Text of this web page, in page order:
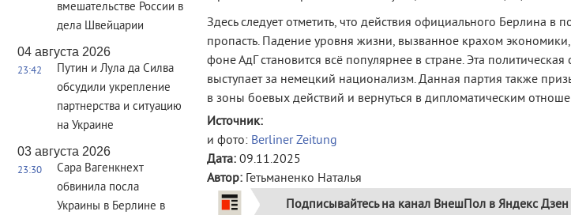
вмешательстве России в
дела Швейцарии
04 августа 2026
23:42
Путин и Лула да Силва
обсудили укрепление
партнерства и ситуацию
на Украине
03 августа 2026
23:30
Сара Вагенкнехт
обвинила посла
Украины в Берлине в
Здесь следует отметить, что действия официального Берлина в
пропасть. Падение уровня жизни, вызванное крахом экономики,
фоне АдГ становится всё популярнее в стране. Эта
выступает за немецкий национализм. Данная партия также
в зоны боевых действий и вернуться в дипломатическим
Источник:
и фото: Berliner Zeitung
Дата: 09.11.2025
Автор: Гетьманенко Наталья
Подписывайтесь на канал ВнешПол в Яндекс Дзен